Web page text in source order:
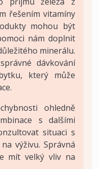
řešením vitamíny
mohou být
nám doplnit
minerálu.
dávkování
který může
ohledně
s dalšími
situaci s
výživu. Správná
mít velký vliv na